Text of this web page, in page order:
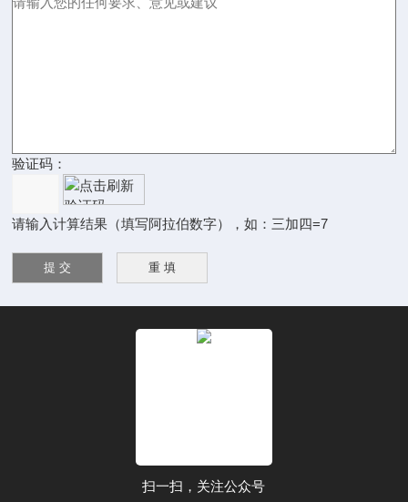
验证码：
请输入计算结果（填写阿拉伯数字），如：三加四=7
扫一扫，关注公众号